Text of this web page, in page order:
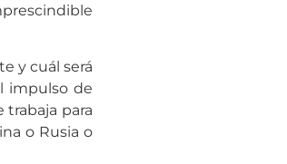
y cuál será
impulso de
para
o Rusia o